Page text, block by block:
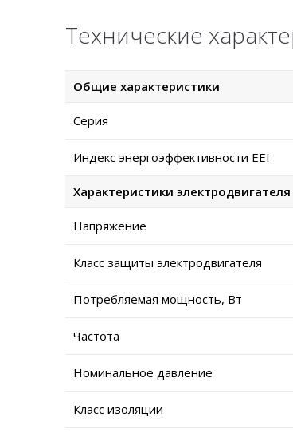
Технические
Общие характеристики
Серия
Индекс энергоэффективности EEI
Характеристики электродвигателя
Напряжение
Класс защиты электродвигателя
Потребляемая мощность, Вт
Частота
Номинальное давление
Класс изоляции